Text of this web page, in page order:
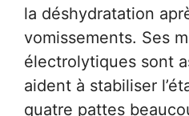
la déshydratation
vomissements. Ses
électrolytiques sont
aident à stabiliser
quatre pattes